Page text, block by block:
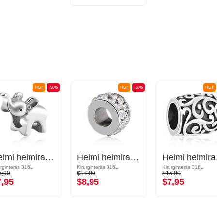
-50%
HOT
Helmi helmirannekoruihin kanssa norsudesign
316L
-50%
HOT
Helmi helmirannekoruihin
Kirurginteräs 316L
$17,90
$8,95
HOT
Kirurginteräs 316L
$15,90
$7,95